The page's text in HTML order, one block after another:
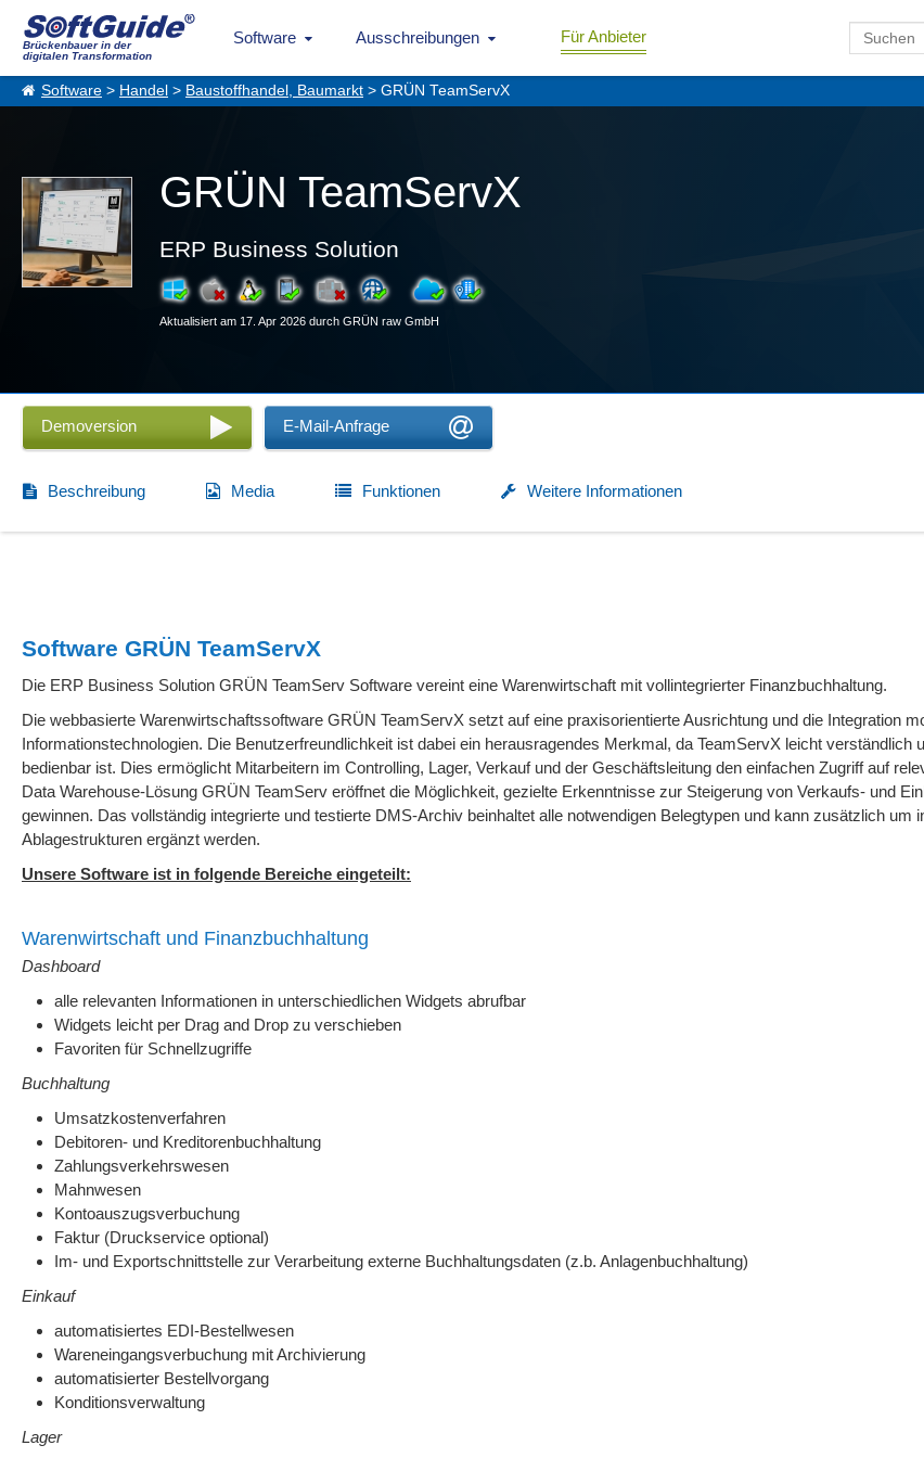
Brückenbauer in der
digitalen Transformation
Software Ausschreibungen Für Anbieter
Software > Handel > Baustoffhandel, Baumarkt > GRÜN TeamServX
GRÜN TeamServX
ERP Business Solution
Aktualisiert am 17. Apr 2026 durch GRÜN raw GmbH
Demoversion E-Mail-Anfrage
Beschreibung Media Funktionen Weitere Informationen
Software GRÜN TeamServX
Die ERP Business Solution GRÜN TeamServ Software vereint eine Warenwirtschaft mit vollintegrierter Finanzbuchhaltung.
Die webbasierte Warenwirtschaftssoftware GRÜN TeamServX setzt auf eine praxisorientierte Ausrichtung und die Integration
Informationstechnologien. Die Benutzerfreundlichkeit ist dabei ein herausragendes Merkmal, da TeamServX leicht verständlich
bedienbar ist. Dies ermöglicht Mitarbeitern im Controlling, Lager, Verkauf und der Geschäftsleitung den einfachen Zugriff auf
Data Warehouse-Lösung GRÜN TeamServ eröffnet die Möglichkeit, gezielte Erkenntnisse zur Steigerung von Verkaufs- und
gewinnen. Das vollständig integrierte und testierte DMS-Archiv beinhaltet alle notwendigen Belegtypen und kann zusätzlich um
Ablagestrukturen ergänzt werden.
Unsere Software ist in folgende Bereiche eingeteilt:
Warenwirtschaft und Finanzbuchhaltung
Dashboard
alle relevanten Informationen in unterschiedlichen Widgets abrufbar
Widgets leicht per Drag and Drop zu verschieben
Favoriten für Schnellzugriffe
Buchhaltung
Umsatzkostenverfahren
Debitoren- und Kreditorenbuchhaltung
Zahlungsverkehrswesen
Mahnwesen
Kontoauszugsverbuchung
Faktur (Druckservice optional)
Im- und Exportschnittstelle zur Verarbeitung externe Buchhaltungsdaten (z.b. Anlagenbuchhaltung)
Einkauf
automatisiertes EDI-Bestellwesen
Wareneingangsverbuchung mit Archivierung
automatisierter Bestellvorgang
Konditionsverwaltung
Lager